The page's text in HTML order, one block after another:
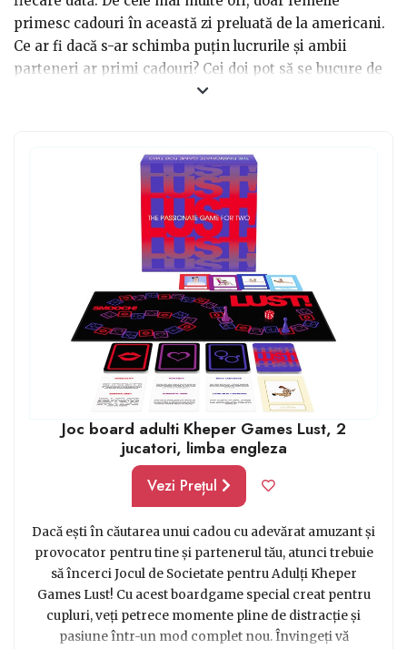
primesc cadouri în această zi preluată de la americani.
Ce ar fi dacă s-ar schimba puțin lucrurile și ambii
parteneri ar primi cadouri? Cei doi pot să se bucure de
anumite produse destinate folosirii în doi cum ar fi cele
plictisiți și chiar nu aveți ce face în casă. Sunt utile la
orice oră din zi sau din noapte și sigur nu te vor plictisi.
Joc board adulti Kheper Games Lust, 2
jucatori, limba engleza
Vezi Prețul
Dacă ești în căutarea unui cadou cu adevărat amuzant și
provocator pentru tine și partenerul tău, atunci trebuie
să încerci Jocul de Societate pentru Adulți Kheper
Games Lust! Cu acest boardgame special creat pentru
cupluri, veți petrece momente pline de distracție și
pasiune într-un mod complet nou. Învingeți vă